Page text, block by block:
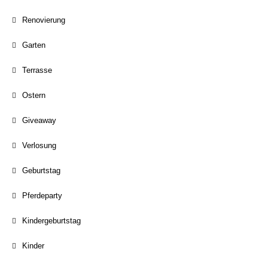
Renovierung
Garten
Terrasse
Ostern
Giveaway
Verlosung
Geburtstag
Pferdeparty
Kindergeburtstag
Kinder